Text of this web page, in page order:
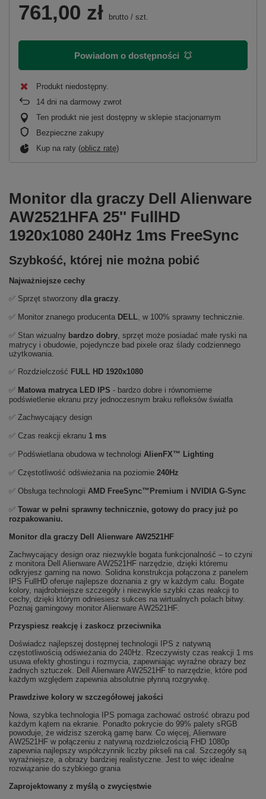
761,00 zł brutto / szt.
Powiadom o dostępności
Produkt niedostępny
14 dni na darmowy zwrot
Ten produkt nie jest dostępny w sklepie stacjonarnym
Bezpieczne zakupy
Kup na raty (oblicz ratę)
Monitor dla graczy Dell Alienware
AW2521HFA 25'' FullHD
1920x1080 240Hz 1ms FreeSync
Szybkość, której nie można pobić
Najważniejsze cechy
✅ Sprzęt stworzony dla graczy.
✅ Monitor znanego producenta DELL, w 100% sprawny technicznie.
✅ Stan wizualny bardzo dobry, sprzęt może posiadać małe ryski na
matrycy i obudowie, pojedyncze bad pixele oraz ślady codziennego
użytkowania.
✅ Rozdzielczość FULL HD 1920x1080
✅ Matowa matryca LED IPS - bardzo dobre i równomierne
podświetlenie ekranu przy jednoczesnym braku refleksów światła
✅ Zachwycający design
✅ Czas reakcji ekranu 1 ms
✅ Podświetlana obudowa w technologi AlienFX™ Lighting
✅ Częstotliwość odświeżania na poziomie 240Hz
✅ Obsługa technologii AMD FreeSync™Premium i NVIDIA G-Sync
✅ Towar w pełni sprawny technicznie, gotowy do pracy już po
rozpakowaniu.
Monitor dla graczy Dell Alienware AW2521HF
Zachwycający design oraz niezwykle bogata funkcjonalność – to czyni
z monitora Dell Alienware AW2521HF narzędzie, dzięki któremu
odkryjesz gaming na nowo. Solidna konstrukcja połączona z panelem
IPS FullHD oferuje najlepsze doznania z gry w każdym calu. Bogate
kolory, najdrobniejsze szczegóły i niezwykle szybki czas reakcji to
cechy, dzięki którym odniesiesz sukces na wirtualnych polach bitwy.
Poznaj gamingowy monitor Alienware AW2521HF.
Przyspiesz reakcję i zaskocz przeciwnika
Doświadcz najlepszej dostępnej technologii IPS z natywną
częstotliwością odświeżania do 240Hz. Rzeczywisty czas reakcji 1 ms
usuwa efekty ghostingu i rozmycia, zapewniając wyraźne obrazy bez
żadnych sztuczek. Dell Alienware AW2521HF to narzędzie, które pod
każdym względem zapewnia absolutnie płynną rozgrywkę.
Prawdziwe kolory w szczegółowej jakości
Nowa, szybka technologia IPS pomaga zachować ostrość obrazu pod
każdym kątem na ekranie. Ponadto pokrycie do 99% palety sRGB
powoduje, że widzisz szeroką gamę barw. Co więcej, Alienware
AW2521HF w połączeniu z natywną rozdzielczością FHD 1080p
zapewnia najlepszy współczynnik liczby pikseli na cal. Szczegóły są
wyraźniejsze, a obrazy bardziej realistyczne. Jest to więc idealne
rozwiązanie do szybkiego grania
Zaprojektowany z myślą o zwycięstwie